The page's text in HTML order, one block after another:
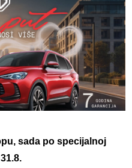
sada po specijalnoj